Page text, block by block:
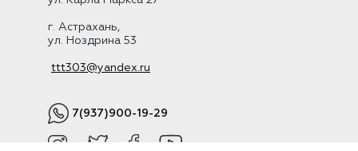
г. Астрахань,
ул. Ноздрина 53
ttt303@yandex.ru
7(937)900-19-29